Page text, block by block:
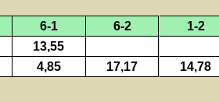
6-1 6-2
1-2
13,55
4,85 17,17 14,78